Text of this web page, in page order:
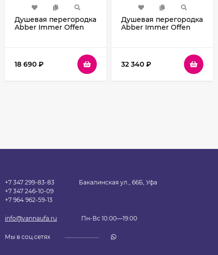
Душевая перегородка
Abber Immer Offen
18 690 ₽
Душевая перегородка
Abber Immer Offen
32 340 ₽
+7 347 299-83-83
+7 347 246-10-09
+7 964 962-59-13
Бакалинская ул., 66Б, Уфа
info@vannaufa.ru Пн-Вс 10:00—19:00
Мы в соц.сетях